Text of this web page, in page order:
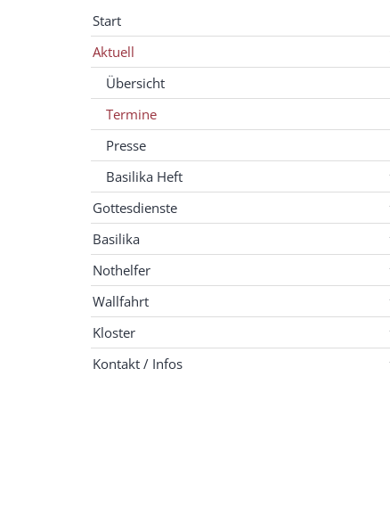
Start
Aktuell
Übersicht
Termine
Presse
Basilika Heft
Gottesdienste
Basilika
Nothelfer
Wallfahrt
Kloster
Kontakt / Infos